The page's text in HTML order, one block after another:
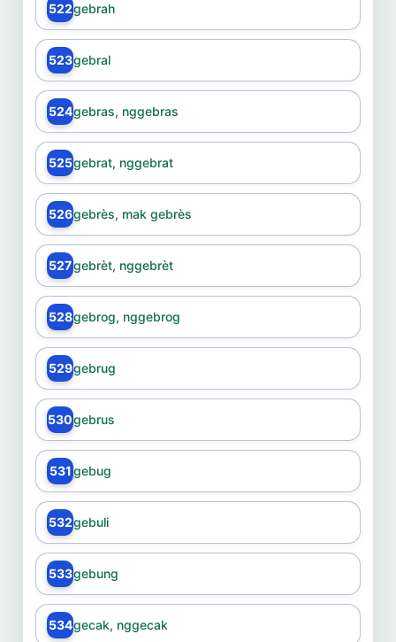
522gebrah
523gebral
524gebras, nggebras
525gebrat, nggebrat
526gebrès, mak gebrès
527gebrèt, nggebrèt
528gebrog, nggebrog
529gebrug
530gebrus
531gebug
532gebuli
533gebung
534gecak, nggecak